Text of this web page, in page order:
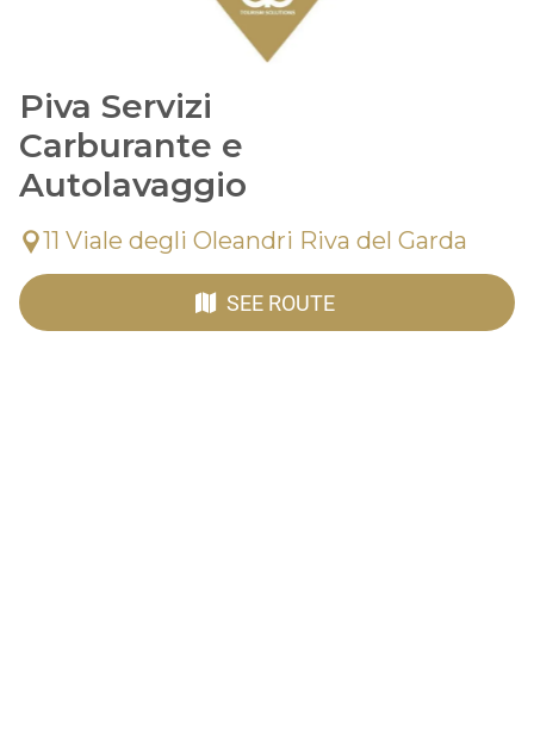
Piva Servizi
Carburante e
Autolavaggio
11 Viale degli Oleandri Riva del Garda
SEE ROUTE